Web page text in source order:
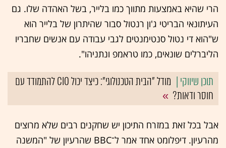
הרי שהיא באמצעות מתווך כמו בלייר, בשל האהדה שלו. גם
העיתונאי הבריטי ג'ון רנטול סבור שהיתרון של בלייר הוא
ש"הוא די נטול סנטימנטים לגבי עבודה עם אנשים שחבריו
הליברלים שונאים, כמו טראמפ ונתניהו".
מודל "הבית הטכנולוגי": כיצד יכול CIO להתמודד עם
חוסר ודאות?
אבל בכל זאת במזרח התיכון יש שחקנים רבים שלא מרוצים
מהרעיון. דיפלומט אחד אמר ל־BBC שהרעיון של "המשנה